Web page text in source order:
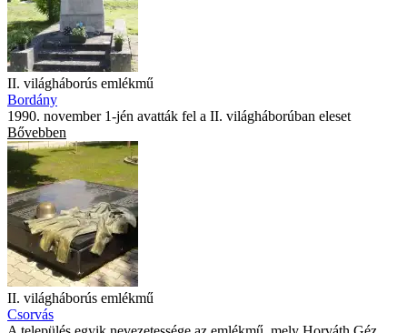
II. világháborús emlékmű
Bordány
1990. november 1-jén avatták fel a II. világháborúban eleset
Bővebben
II. világháborús emlékmű
Csorvás